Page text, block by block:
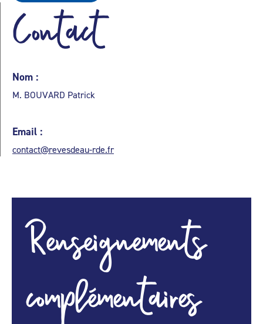
Contact
Nom :
M. BOUVARD Patrick
Email :
contact@revesdeau-rde.fr
Renseignements
complémentaires